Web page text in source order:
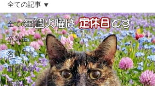
全ての記事
卒業生
名前
里親募集
新商品
全ての記事